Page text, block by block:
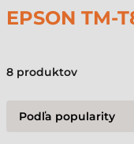
EPSON TM-
8 produktov